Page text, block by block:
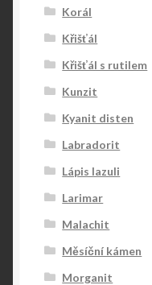
Korál
Křišťál
Křišťál s rutilem
Kunzit
Kyanit disten
Labradorit
Lápis lazuli
Larimar
Malachit
Měsíční kámen
Morganit